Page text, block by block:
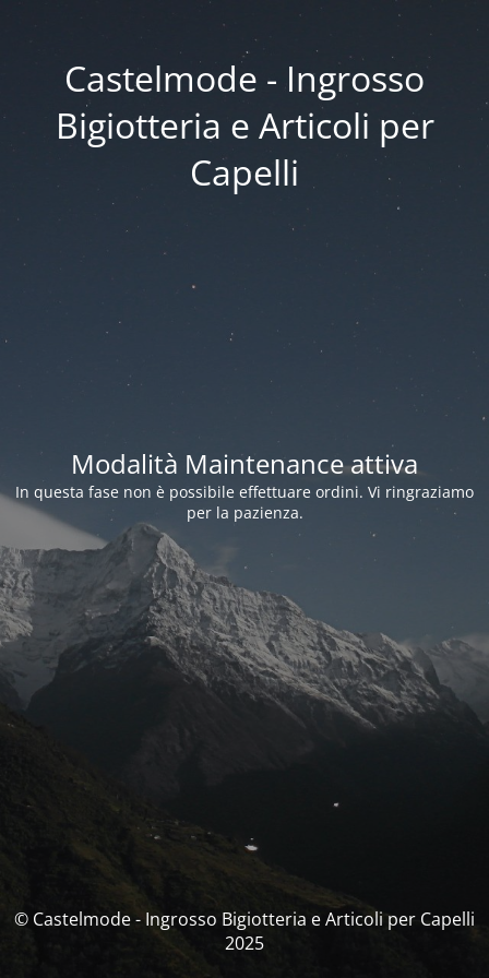
Castelmode - Ingrosso
Bigiotteria e Articoli per
Capelli
Modalità Maintenance attiva
In questa fase non è possibile effettuare ordini. Vi ringraziamo
per la pazienza.
© Castelmode - Ingrosso Bigiotteria e Articoli per Capelli
2025